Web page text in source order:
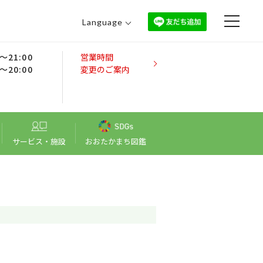
Language
English
中文（繁體）
한국어
21:00
20:00
営業時間
変更のご案内
サービス・施設 おおたかまち図鑑